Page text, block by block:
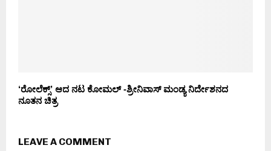
‘ರೋಲೆಕ್ಸ್’ ಆದ ನಟ ಕೋಮಲ್ -ಶ್ರೀನಿವಾಸ್ ಮಂಡ್ಯ ನಿರ್ದೇಶನದ
ನೂತನ ಚಿತ್ರ
LEAVE A COMMENT